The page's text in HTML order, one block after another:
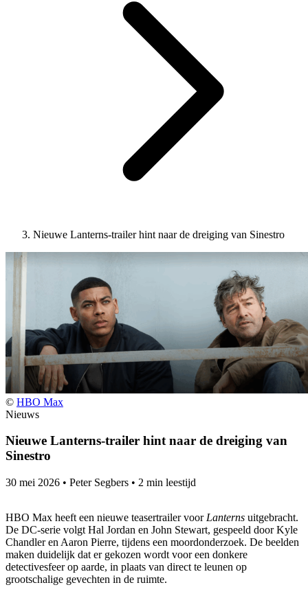
Nieuwe Lanterns-trailer hint naar de dreiging van Sinestro
© HBO Max
Nieuws
Nieuwe Lanterns-trailer hint naar de dreiging van
Sinestro
30 mei 2026 • Peter Segbers • 2 min leestijd
HBO Max heeft een nieuwe teasertrailer voor Lanterns uitgebracht.
De DC-serie volgt Hal Jordan en John Stewart, gespeeld door Kyle
Chandler en Aaron Pierre, tijdens een moordonderzoek. De beelden
maken duidelijk dat er gekozen wordt voor een donkere
detectivesfeer op aarde, in plaats van direct te leunen op
grootschalige gevechten in de ruimte.